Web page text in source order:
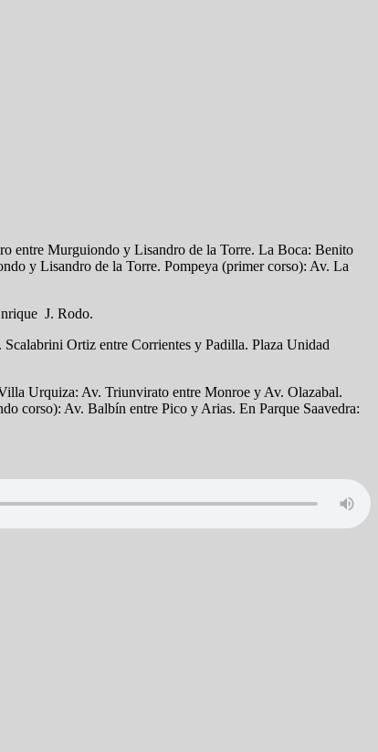
entre Murguiondo y Lisandro de la Torre. La Boca: Benito
y Lisandro de la Torre. Pompeya (primer corso): Av. La
J. Rodo.
Ortiz entre Corrientes y Padilla. Plaza Unidad
Urquiza: Av. Triunvirato entre Monroe y Av. Olazabal.
corso): Av. Balbín entre Pico y Arias. En Parque Saavedra: